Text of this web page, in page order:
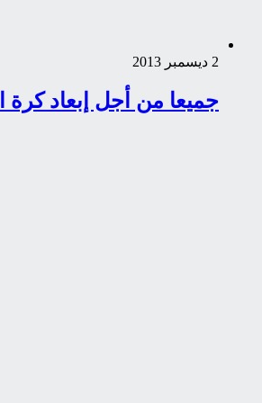
2 ديسمبر 2013
جميعا من أجل إبعاد كرة